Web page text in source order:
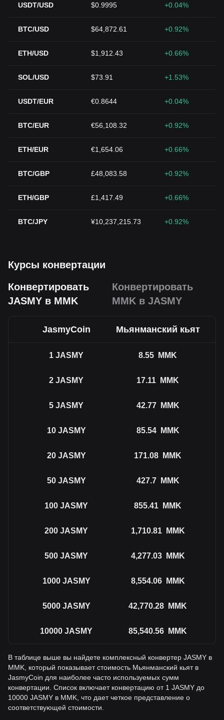
USDT/USD $0.9995 +0.04%
BTC/USD $64,872.61 +0.92%
ETH/USD $1,912.43 +0.66%
SOL/USD $73.91 +1.53%
USDT/EUR €0.8644 +0.04%
BTC/EUR €56,108.32 +0.92%
ETH/EUR €1,654.06 +0.66%
BTC/GBP £48,083.58 +0.92%
ETH/GBP £1,417.49 +0.66%
BTC/JPY ¥10,237,215.73 +0.92%
Курсы конвертации
Конвертировать
JASMY в MMK
Конвертировать
MMK в JASMY
JasmyCoin Мьянманский кьят
1 JASMY 8.55 MMK
2 JASMY 17.11 MMK
5 JASMY 42.77 MMK
10 JASMY 85.54 MMK
20 JASMY 171.08 MMK
50 JASMY 427.7 MMK
100 JASMY 855.41 MMK
200 JASMY 1,710.81 MMK
500 JASMY 4,277.03 MMK
1000 JASMY 8,554.06 MMK
5000 JASMY 42,770.28 MMK
10000 JASMY 85,540.56 MMK
В таблице выше вы найдете комплексный конвертер JASMY в
MMK, который показывает стоимость Мьянманский кьят в
JasmyCoin для наиболее часто используемых сумм
конвертации. Список включает конвертацию от 1 JASMY до
10000 JASMY в MMK, что дает четкое представление о
соответствующей стоимости.